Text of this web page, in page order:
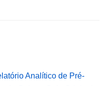
Analítico de Pré-